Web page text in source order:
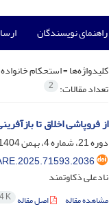
راهنمای نویسندگان
کلیدواژه‌ها =استحکام خانواده
تعداد مقالات: 2
از فروپاشی اخلاق تا
دوره 21، شماره 4، بهمن 1404، صفحه
نادعلی ذکاوتمند
مشاهده مقاله اصل مقاله K